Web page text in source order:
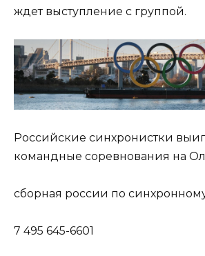
ждет выступление с группой.
Российские синхронистки
командные соревнования на
сборная россии по
7 495 645-6601